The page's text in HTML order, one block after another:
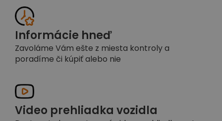
Informácie hneď
Zavoláme Vám ešte z miesta kontroly a
poradíme či kúpiť alebo nie
Video prehliadka vozidla